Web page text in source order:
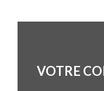
VOTRE